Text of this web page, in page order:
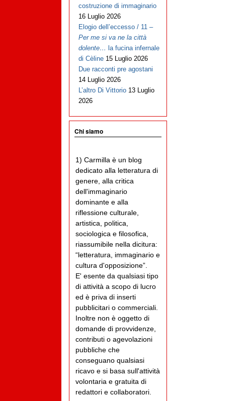
costruzione di immaginario
16 Luglio 2026
Elogio dell’eccesso / 11 –
Per me si va ne la città
dolente… la fucina infernale
di Cèline 15 Luglio 2026
Due racconti pre agostani
14 Luglio 2026
L’altro Di Vittorio 13 Luglio
2026
Chi siamo
1) Carmilla è un blog
dedicato alla letteratura di
genere, alla critica
dell'immaginario
dominante e alla
riflessione culturale,
artistica, politica,
sociologica e filosofica,
riassumibile nella dicitura:
“letteratura, immaginario e
cultura d'opposizione”.
E' esente da qualsiasi tipo
di attività a scopo di lucro
ed è priva di inserti
pubblicitari o commerciali.
Inoltre non è oggetto di
domande di provvidenze,
contributi o agevolazioni
pubbliche che
conseguano qualsiasi
ricavo e si basa sull'attività
volontaria e gratuita di
redattori e collaboratori.